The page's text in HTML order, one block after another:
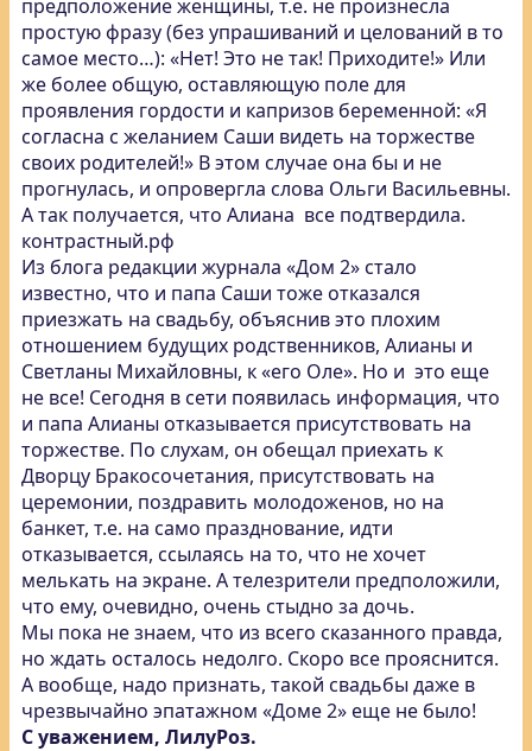
предположение женщины, т.е. не произнесла
простую фразу (без упрашиваний и целований в то
самое место…): «Нет! Это не так! Приходите!» Или
же более общую, оставляющую поле для
проявления гордости и капризов беременной: «Я
согласна с желанием Саши видеть на торжестве
своих родителей!» В этом случае она бы и не
прогнулась, и опровергла слова Ольги Васильевны.
А так получается, что Алиана все подтвердила.
контрастный.рф
Из блога редакции журнала «Дом 2» стало
известно, что и папа Саши тоже отказался
приезжать на свадьбу, объяснив это плохим
отношением будущих родственников, Алианы и
Светланы Михайловны, к «его Оле». Но и это еще
не все! Сегодня в сети появилась информация, что
и папа Алианы отказывается присутствовать на
торжестве. По слухам, он обещал приехать к
Дворцу Бракосочетания, присутствовать на
церемонии, поздравить молодоженов, но на
банкет, т.е. на само празднование, идти
отказывается, ссылаясь на то, что не хочет
мелькать на экране. А телезрители предположили,
что ему, очевидно, очень стыдно за дочь.
Мы пока не знаем, что из всего сказанного правда,
но ждать осталось недолго. Скоро все прояснится.
А вообще, надо признать, такой свадьбы даже в
чрезвычайно эпатажном «Доме 2» еще не было!
С уважением, ЛилуРоз.